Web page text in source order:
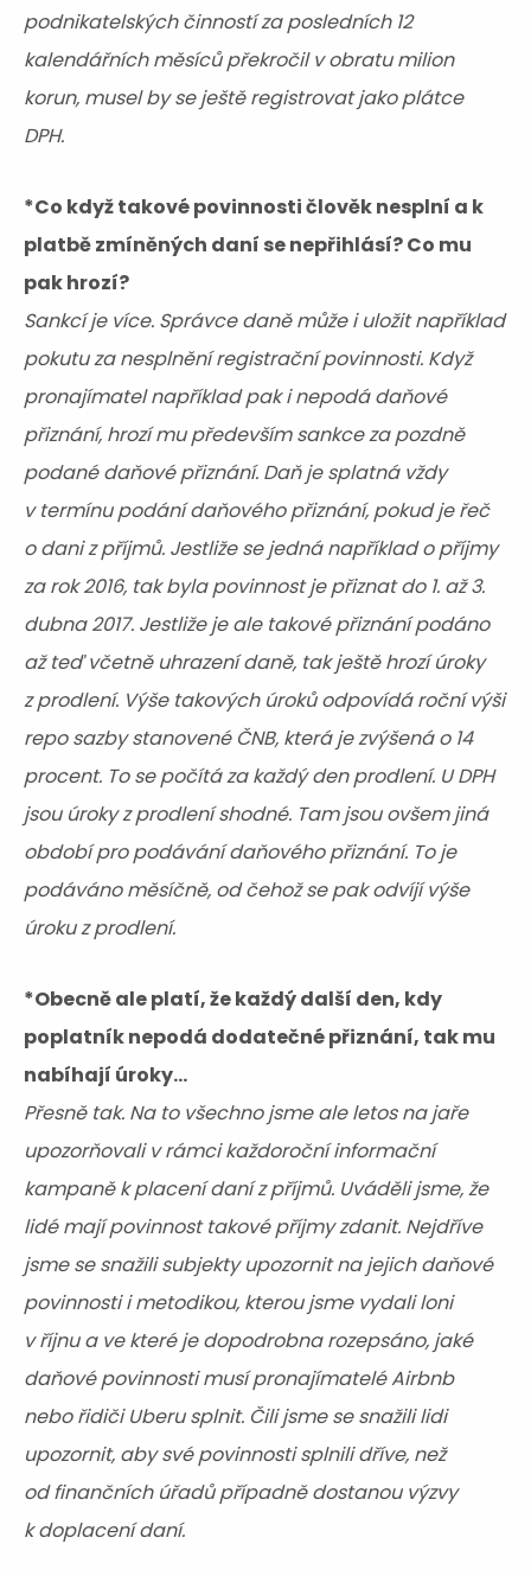
podnikatelských činností za posledních 12
kalendářních měsíců překročil v obratu milion
korun, musel by se ještě registrovat jako plátce
DPH.
*Co když takové povinnosti člověk nesplní a k
platbě zmíněných daní se nepřihlásí? Co mu
pak hrozí?
Sankcí je více. Správce daně může i uložit například
pokutu za nesplnění registrační povinnosti. Když
pronajímatel například pak i nepodá daňové
přiznání, hrozí mu především sankce za pozdně
podané daňové přiznání. Daň je splatná vždy
v termínu podání daňového přiznání, pokud je řeč
o dani z příjmů. Jestliže se jedná například o příjmy
za rok 2016, tak byla povinnost je přiznat do 1. až 3.
dubna 2017. Jestliže je ale takové přiznání podáno
až teď včetně uhrazení daně, tak ještě hrozí úroky
z prodlení. Výše takových úroků odpovídá roční výši
repo sazby stanovené ČNB, která je zvýšená o 14
procent. To se počítá za každý den prodlení. U DPH
jsou úroky z prodlení shodné. Tam jsou ovšem jiná
období pro podávání daňového přiznání. To je
podáváno měsíčně, od čehož se pak odvíjí výše
úroku z prodlení.
*Obecně ale platí, že každý další den, kdy
poplatník nepodá dodatečné přiznání, tak mu
nabíhají úroky...
Přesně tak. Na to všechno jsme ale letos na jaře
upozorňovali v rámci každoroční informační
kampaně k placení daní z příjmů. Uváděli jsme, že
lidé mají povinnost takové příjmy zdanit. Nejdříve
jsme se snažili subjekty upozornit na jejich daňové
povinnosti i metodikou, kterou jsme vydali loni
v říjnu a ve které je dopodrobna rozepsáno, jaké
daňové povinnosti musí pronajímatelé Airbnb
nebo řidiči Uberu splnit. Čili jsme se snažili lidi
upozornit, aby své povinnosti splnili dříve, než
od finančních úřadů případně dostanou výzvy
k doplacení daní.